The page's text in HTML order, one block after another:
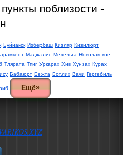
поблизости -
Буйнакск Избербаш Кизляр Кизилюрт
Маджалис Мехельта Новолакское
Тлярата Тпиг Уркарах Хив Хунзах Курах
Бабаюрт Бежта Ботлих Вачи Гергебиль
Ещё»